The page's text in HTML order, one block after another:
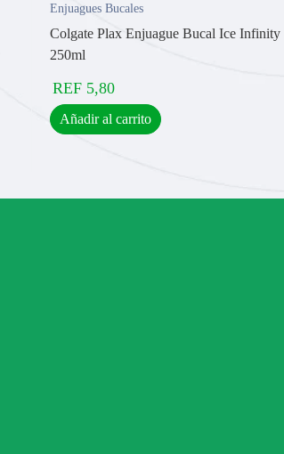
Enjuagues Bucales
Colgate Plax Enjuague Bucal Ice Infinity
250ml
REF 5,80
Añadir al carrito